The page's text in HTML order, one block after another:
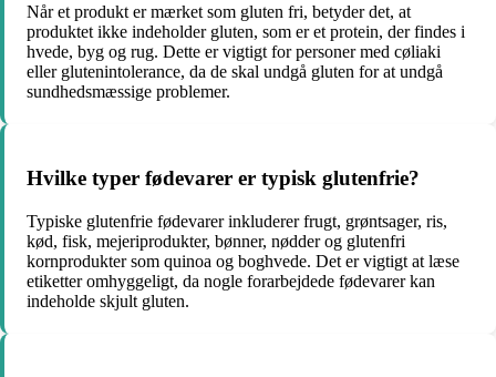
Når et produkt er mærket som gluten fri, betyder det, at
produktet ikke indeholder gluten, som er et protein, der findes i
hvede, byg og rug. Dette er vigtigt for personer med cøliaki
eller glutenintolerance, da de skal undgå gluten for at undgå
sundhedsmæssige problemer.
Hvilke typer fødevarer er typisk glutenfrie?
Typiske glutenfrie fødevarer inkluderer frugt, grøntsager, ris,
kød, fisk, mejeriprodukter, bønner, nødder og glutenfri
kornprodukter som quinoa og boghvede. Det er vigtigt at læse
etiketter omhyggeligt, da nogle forarbejdede fødevarer kan
indeholde skjult gluten.